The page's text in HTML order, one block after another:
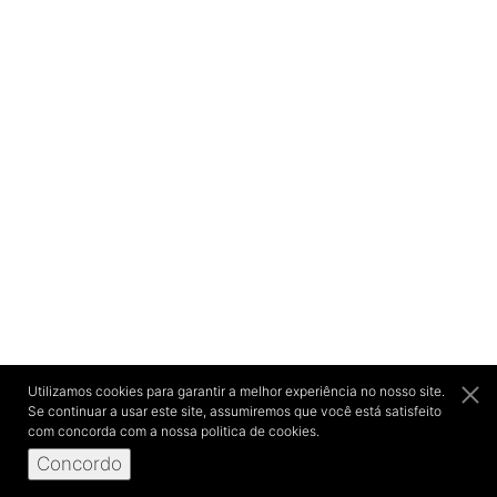
Utilizamos cookies para garantir a melhor experiência no nosso site.
Se continuar a usar este site, assumiremos que você está satisfeito
com concorda com a nossa politica de cookies.
Concordo